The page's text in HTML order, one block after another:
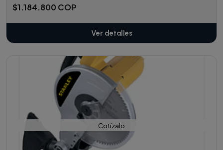
$1.184.800 COP
Ver detalles
Cotízalo